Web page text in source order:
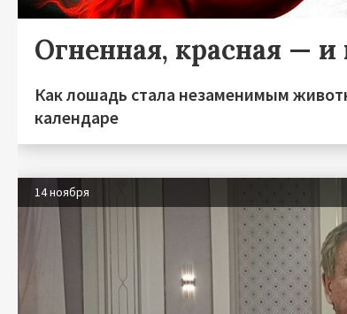
Огненная, красная — и
Как лошадь стала незаменимым
календаре
14 ноября